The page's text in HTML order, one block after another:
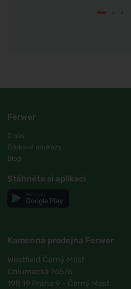
Ferwer
O nás
Dárkové poukazy
Blog
Stáhněte si aplikaci
Google Play
Kamenná prodejna Ferwer
Westfield Černý Most
Chlumecká 765/6
198 19 Praha 9 - Černý Most